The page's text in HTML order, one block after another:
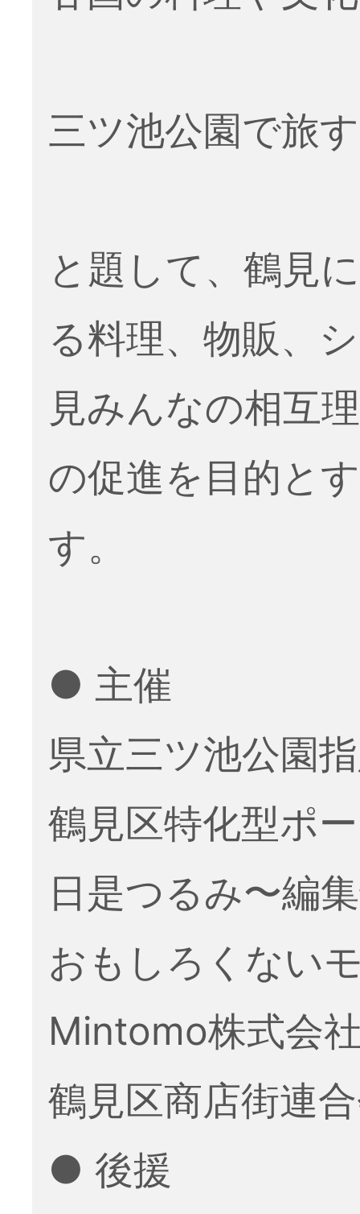
三ツ池公園で旅
と題して、鶴見
る料理、物販、
見みんなの相互
の促進を目的と
す。
● 主催
県立三ツ池公園
鶴見区特化型ポ
日是つるみ〜編
おもしろくない
Mintomo株式会
鶴見区商店街連
● 後援